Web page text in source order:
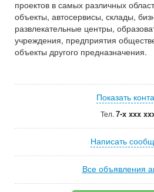
проектов в самых различных
объекты, автосервисы, склады,
развлекательные центры,
учреждения, предприятия
объекты другого предназначения.
Показать
Тел. 7-x xxx
Написать
Все объявления